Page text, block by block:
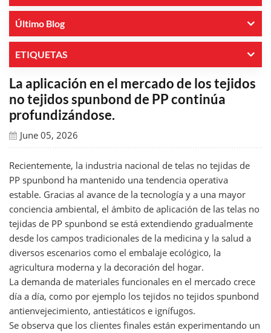
Último Blog
ETIQUETAS
La aplicación en el mercado de los tejidos
no tejidos spunbond de PP continúa
profundizándose.
June 05, 2026
Recientemente, la industria nacional de telas no tejidas de
PP spunbond ha mantenido una tendencia operativa
estable. Gracias al avance de la tecnología y a una mayor
conciencia ambiental, el ámbito de aplicación de las telas no
tejidas de PP spunbond se está extendiendo gradualmente
desde los campos tradicionales de la medicina y la salud a
diversos escenarios como el embalaje ecológico, la
agricultura moderna y la decoración del hogar.
La demanda de materiales funcionales en el mercado crece
día a día, como por ejemplo los tejidos no tejidos spunbond
antienvejecimiento, antiestáticos e ignífugos.
Se observa que los clientes finales están experimentando un